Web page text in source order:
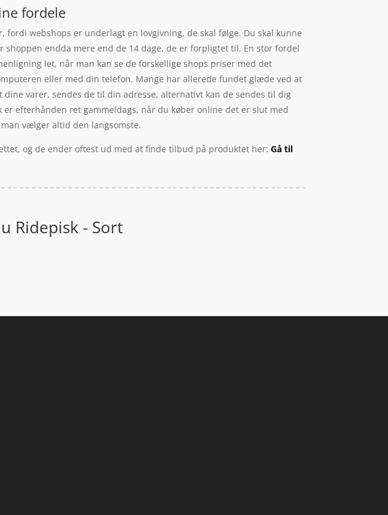
fordele
webshops er underlagt en lovgivning, de skal følge. Du skal kunne
endda mere end de 14 dage, de er forpligtet til. En stor fordel
let, når man kan se de forskellige shops priser med det
eller med din telefon. Mange har allerede fundet glæde ved at
varer, sendes de til din adresse, alternativt kan de sendes til dig
efterhånden ret gammeldags, når du køber online det er slut med
vælger altid den langsomste.
og de ender oftest ud med at finde tilbud på produktet her:Gå til
Ridepisk - Sort